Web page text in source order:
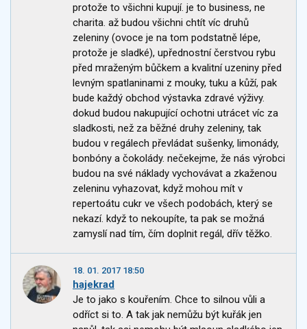
protože to všichni kupují. je to business, ne
charita. až budou všichni chtít víc druhů
zeleniny (ovoce je na tom podstatně lépe,
protože je sladké), upřednostní čerstvou rybu
před mraženým bůčkem a kvalitní uzeniny před
levným spatlaninami z mouky, tuku a kůží, pak
bude každý obchod výstavka zdravé výživy.
dokud budou nakupující ochotni utrácet víc za
sladkosti, než za běžné druhy zeleniny, tak
budou v regálech převládat sušenky, limonády,
bonbóny a čokolády. nečekejme, že nás výrobci
budou na své náklady vychovávat a zkaženou
zeleninu vyhazovat, když mohou mít v
repertoátu cukr ve všech podobách, který se
nekazí. když to nekoupíte, ta pak se možná
zamyslí nad tím, čím doplnit regál, dřív těžko.
18. 01. 2017 18:50
hajekrad
Je to jako s kouřením. Chce to silnou vůli a
odříct si to. A tak jak nemůžu být kuřák jen